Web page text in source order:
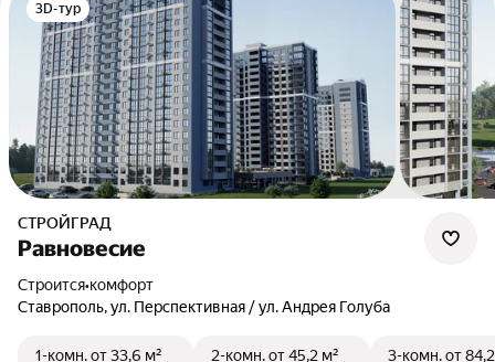
3D-тур
СТРОЙГРАД
Равновесие
Строится•комфорт
Ставрополь, ул. Перспективная / ул. Андрея Голуба
1-комн.от 33,6 м² 2-комн.от 45,2 м² 3-комн.от